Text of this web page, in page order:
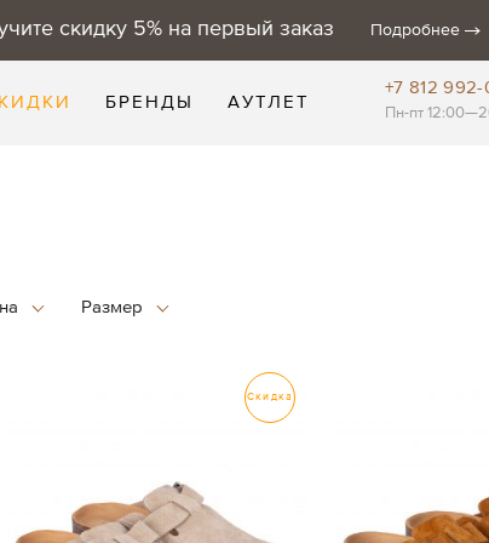
скидку 5% на первый заказ Подробнее
БРЕНДЫ АУТЛЕТ
+7 812 992-
Пн-пт
Скидка